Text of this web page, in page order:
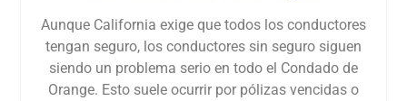
Aunque California exige que todos los conductores
tengan seguro, los conductores sin seguro siguen
siendo un problema serio en todo el Condado de
Orange. Esto suele ocurrir por pólizas vencidas o